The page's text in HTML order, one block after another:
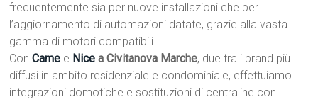
frequentemente sia per nuove installazioni che per
l’aggiornamento di automazioni datate, grazie alla vasta
gamma di motori compatibili.
ConCame e Nice a Civitanova Marche, due tra i brand più
diffusi in ambito residenziale e condominiale, effettuiamo
integrazioni domotiche e sostituzioni di centraline con